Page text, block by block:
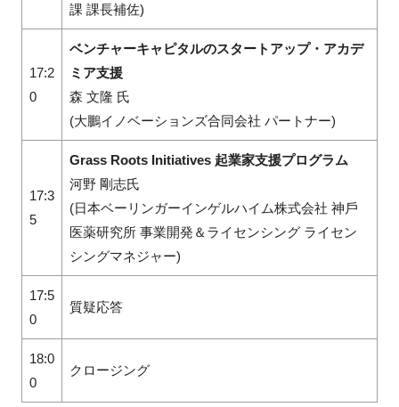
課 課⻑補佐)
17:2
0
ベンチャーキャピタルのスタートアップ・アカデ
ミア支援
森 文隆 氏
(大鵬イノベーションズ合同会社 パートナー)
17:3
5
Grass Roots Initiatives 起業家⽀援プログラム
河野 剛志氏
(日本ベーリンガーインゲルハイム株式会社 神⼾
医薬研究所 事業開発＆ライセンシング ライセン
シングマネジャー)
17:5
0
質疑応答
18:0
0
クロージング